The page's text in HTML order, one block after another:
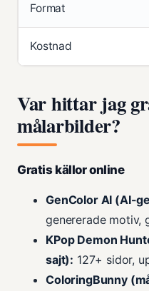
Format
Kostnad
Var hittar jag
målarbilder?
Gratis källor online
GenColor AI (AI-
genererade motiv,
KPop Demon
sajt): 127+ sidor,
ColoringBunny